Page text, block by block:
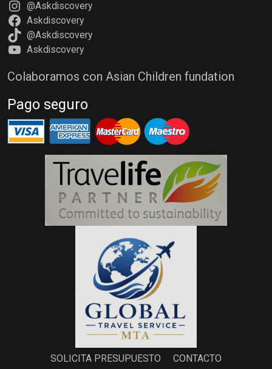
@Askdiscovery
Askdiscovery
@Askdiscovery
Askdiscovery
Colaboramos con Asian Children fundation
Pago seguro
SOLICITA PRESUPUESTO CONTACTO